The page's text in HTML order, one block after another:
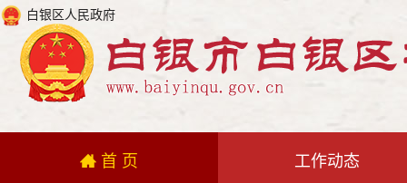
白银区人民政府
首 页 工作动态